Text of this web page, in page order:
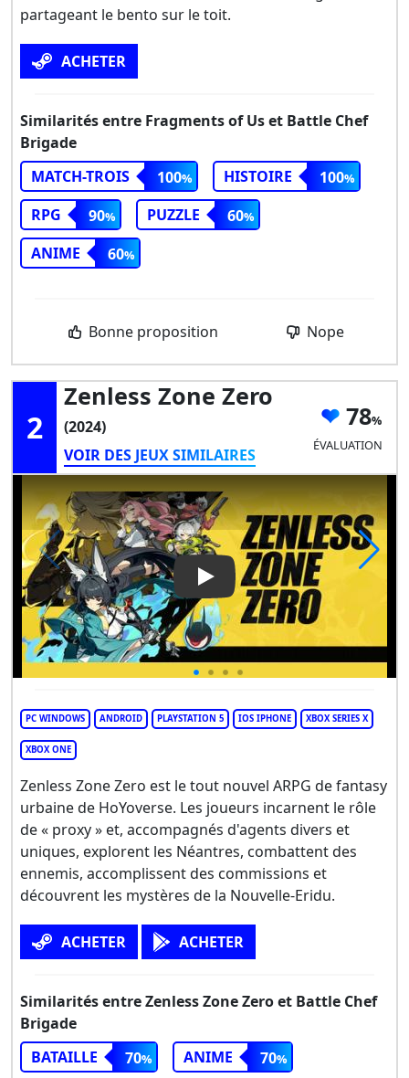
partageant le bento sur le toit.
ACHETER
Similarités entre Fragments of Us et Battle Chef
Brigade
MATCH-TROIS
100 HISTOIRE
100
RPG
90 PUZZLE
60
ANIME
60
Bonne proposition Nope
2
Zenless Zone Zero
(2024)
VOIR DES JEUX SIMILAIRES
78
ÉVALUATION
Play Video: Zenless Zone Zero
PC WINDOWS ANDROID PLAYSTATION 5 IOS IPHONE XBOX SERIES X
XBOX ONE
Zenless Zone Zero est le tout nouvel ARPG de fantasy
urbaine de HoYoverse. Les joueurs incarnent le rôle
de « proxy » et, accompagnés d'agents divers et
uniques, explorent les Néantres, combattent des
ennemis, accomplissent des commissions et
découvrent les mystères de la Nouvelle-Eridu.
ACHETER ACHETER
Similarités entre Zenless Zone Zero et Battle Chef
Brigade
BATAILLE
70 ANIME 70